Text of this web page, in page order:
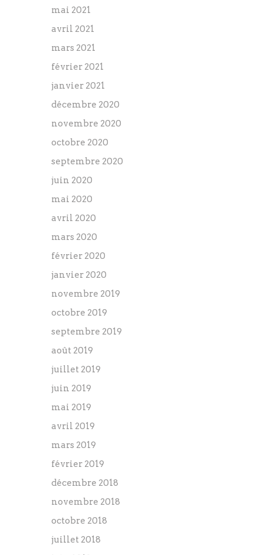
mai 2021
avril 2021
mars 2021
février 2021
janvier 2021
décembre 2020
novembre 2020
octobre 2020
septembre 2020
juin 2020
mai 2020
avril 2020
mars 2020
février 2020
janvier 2020
novembre 2019
octobre 2019
septembre 2019
août 2019
juillet 2019
juin 2019
mai 2019
avril 2019
mars 2019
février 2019
décembre 2018
novembre 2018
octobre 2018
juillet 2018